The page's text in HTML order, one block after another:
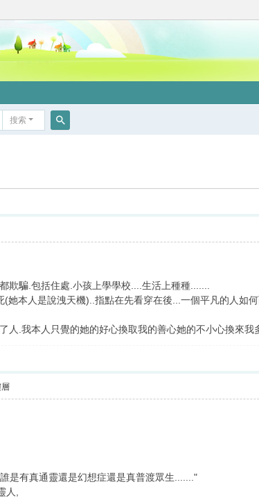
搜索
欺騙.包括住處.小孩上學學校....生活上種種.......
她本人是說洩天機)..指點在先看穿在後...一個平凡的人如
人.我本人只覺的她的好心換取我的善心她的不小心換來
是有真通靈還是幻想症還是真普渡眾生......."
,